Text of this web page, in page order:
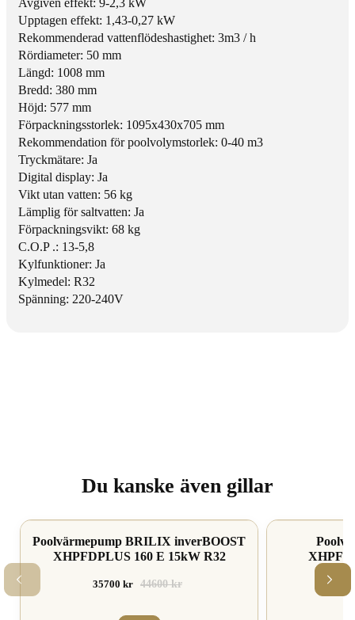
H
P
F
D
P
L
U
S
1
0
0
E
9
k
W
R
3
2
Avgiven effekt: 9-2,3 kW
Upptagen effekt: 1,43-0,27 kW
Rekommenderad vattenflödeshastighet: 3m3 / h
Rördiameter: 50 mm
Längd: 1008 mm
Bredd: 380 mm
Höjd: 577 mm
Förpackningsstorlek: 1095x430x705 mm
Rekommendation för poolvolymstorlek: 0-40 m3
Tryckmätare: Ja
Digital display: Ja
Vikt utan vatten: 56 kg
Lämplig för saltvatten: Ja
Förpackningsvikt: 68 kg
C.O.P .: 13-5,8
Kylfunktioner: Ja
Kylmedel: R32
Spänning: 220-240V
Du kanske även gillar
Spara 19%
Poolvärmepump BRILIX inverBOOST
XHPFDPLUS 160 E 15kW R32
35700 kr 44600 kr
Spara 20%